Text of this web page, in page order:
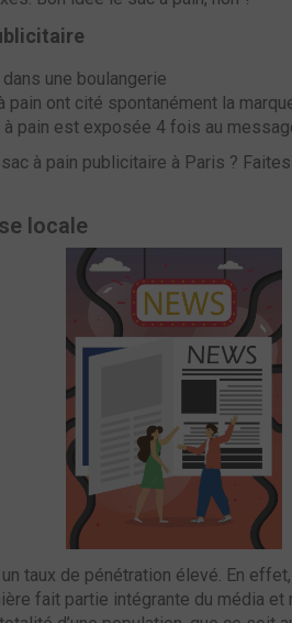
une boulangerie
pain ont cité spontanément la
pain est exposée 4 fois au
à pain publicitaire à Paris ?
locale
taux de pénétration élevé. En
fait partie intégrante du média